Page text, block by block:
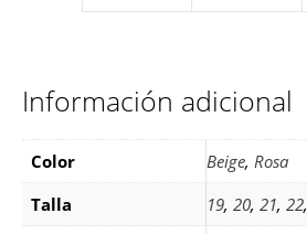
Información adicional
Color Beige, Rosa
Talla
19, 20, 21, 22,